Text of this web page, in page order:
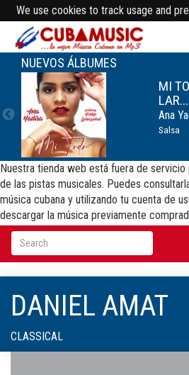
We use cookies to track usage and
NUEVOS ÁLBUMES
MI
LAR...
Ana
Salsa
Nuestra tienda web está fuera de
de las pistas musicales. Puedes
música cubana y utilizando tu cuenta de
descargar la música previamente
DANIEL AMAT
CLASSICAL